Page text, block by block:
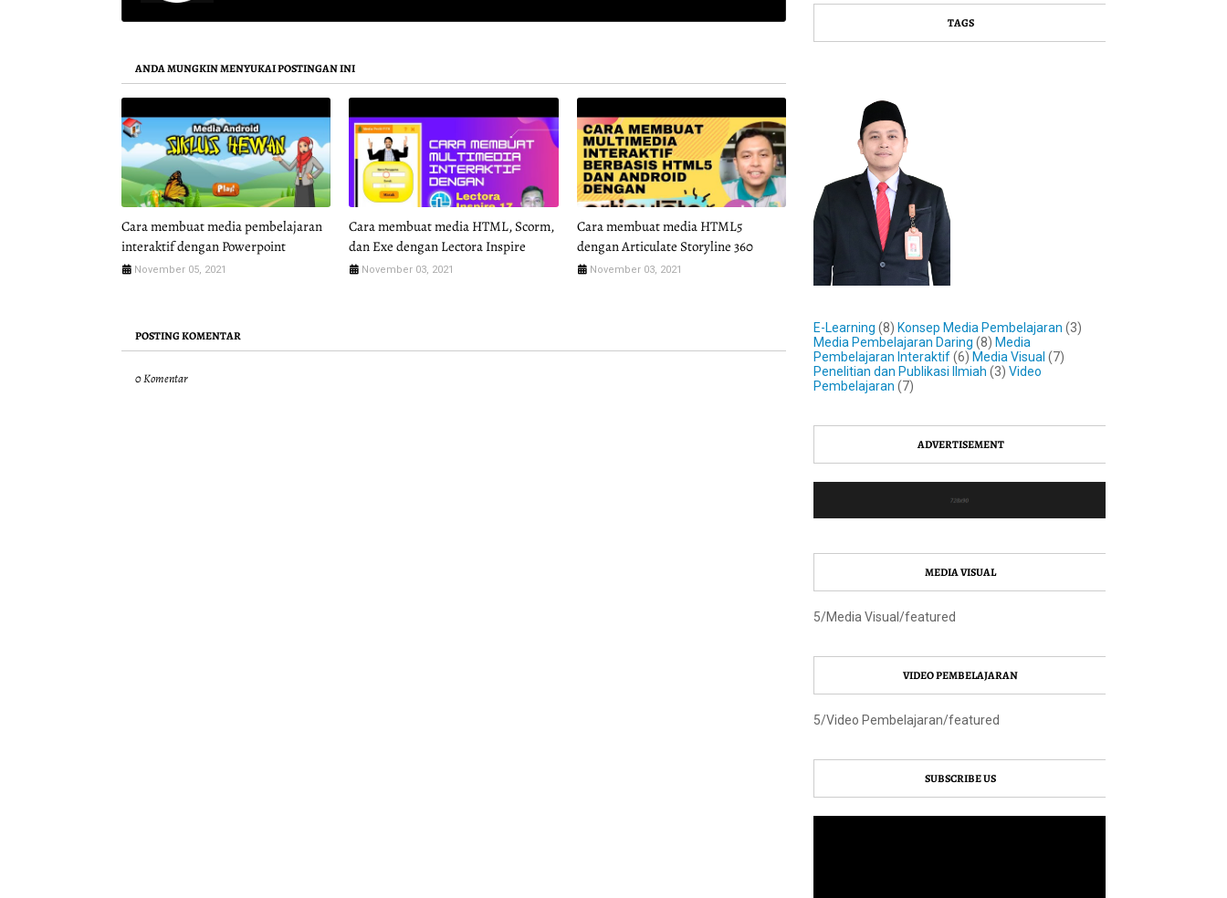
ANDA MUNGKIN MENYUKAI POSTINGAN INI
Cara membuat media pembelajaran
interaktif dengan Powerpoint
November 05, 2021
Cara membuat media HTML, Scorm,
dan Exe dengan Lectora Inspire
November 03, 2021
Cara membuat media HTML5
dengan Articulate Storyline 360
November 03, 2021
POSTING KOMENTAR
0 Komentar
TAGS
E-Learning (8) Konsep Media Pembelajaran (3)
Media Pembelajaran Daring (8) Media
Pembelajaran Interaktif(6) Media Visual (7)
Penelitian dan Publikasi Ilmiah (3) Video
Pembelajaran (7)
ADVERTISEMENT
MEDIA VISUAL
5/Media Visual/featured
VIDEO PEMBELAJARAN
5/Video Pembelajaran/featured
SUBSCRIBE US